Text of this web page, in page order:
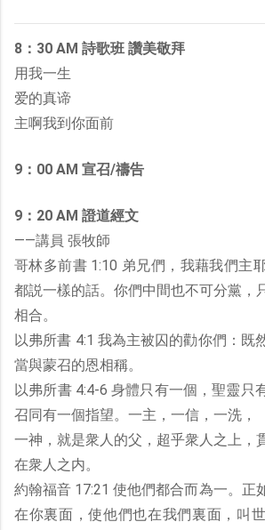
8：30 AM 詩歌班 讚美敬拜
用我一生
爱的真谛
主啊我到你面前
9：00 AM 宣召/禱告
9：20 AM 證道經文
——講員 張牧師
哥林多前書 1:10 弟兄們，我藉我們主
都説一樣的話。你們中間也不可分黨，
相合。
以弗所書 4:1 我為主被囚的勸你們：既
當與蒙召的恩相稱。
以弗所書 4:4-6 身體只有一個，聖靈只
召同有一個指望。一主，一信，一洗，
一神，就是衆人的父，超乎衆人之上，
在衆人之内。
約翰福音 17:21 使他們都合而為一。正
在你裏面，使他們也在我們裏面，叫